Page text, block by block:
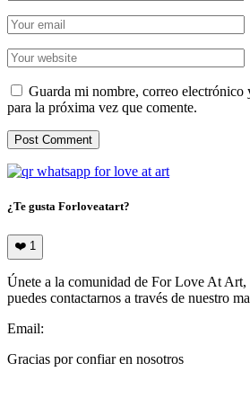
Guarda mi nombre, correo electrónico
para la próxima vez que comente.
¿Te gusta Forloveatart?
❤️ 1
Únete a la comunidad de For Love At Art,
puedes contactarnos a través de nuestro
Email:
Gracias por confiar en nosotros